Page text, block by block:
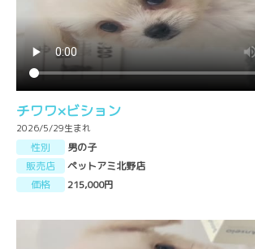
チワワ×ビション
2026/5/29生まれ
性別
男の子
販売店
ペットアミ北野店
価格
215,000円